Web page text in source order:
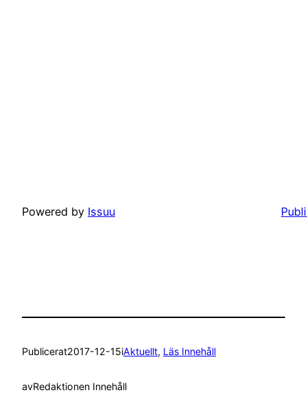
Powered by Issuu
Publicerat2017-12-15iAktuellt, Läs Innehåll
avRedaktionen Innehåll